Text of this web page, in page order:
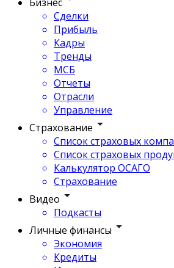
Сделки
Прибыль
Кадры
Тренды
МСБ
Отчеты
Отрасли
Управление
Страхование
Список страховых
Список страховых
Калькулятор ОСАГО
Страхование
Видео
Подкасты
Личные финансы
Экономия
Кредиты